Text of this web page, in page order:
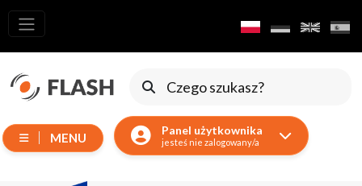
MENU Panel użytkownika
jesteś nie zalogowany/a
Wszystkie
produkty
Ruchome
Wytwornice